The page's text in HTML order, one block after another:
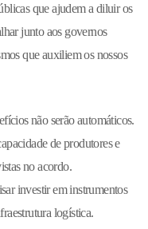
que ajudem a diluir os
junto aos governos
que auxiliem os nossos
não serão automáticos.
de produtores e
no acordo.
investir em instrumentos
logística.